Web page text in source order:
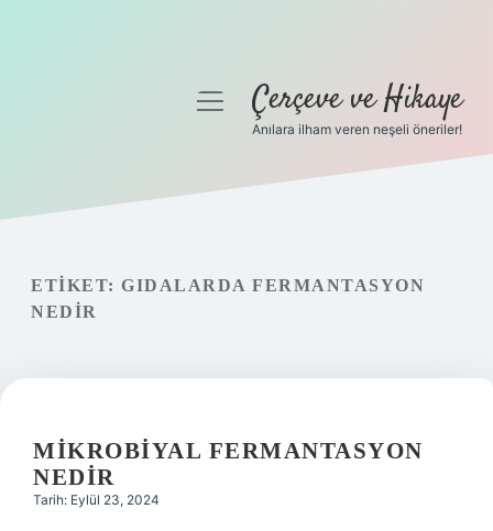
Gizlilik Politikası
Hakkımızda
menüyüÇerçeve ve Hikaye
Anılara ilham veren neşeli öneriler!
ETIKET: GIDALARDA FERMANTASYON
NEDIR
MIKROBIYAL FERMANTASYON
NEDIR
Tarih: Eylül 23, 2024